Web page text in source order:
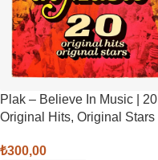
Plak – Believe In Music | 20
Original Hits, Original Stars
₺300,00